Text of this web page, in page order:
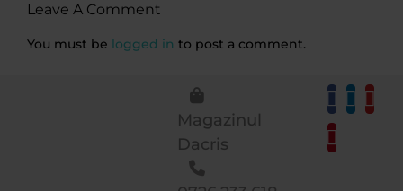
Leave A Comment
You must be logged in to post a comment.
Magazinul
Dacris